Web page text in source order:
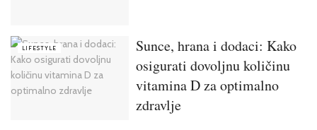
LIFESTYLE
Sunce, hrana i dodaci: Kako
osigurati dovoljnu količinu
vitamina D za optimalno
zdravlje